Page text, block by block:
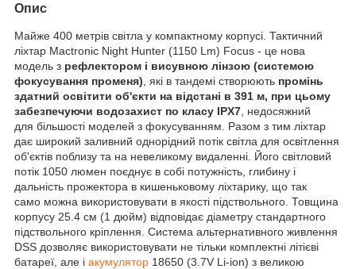
Опис
Майже 400 метрів світла у компактному корпусі. Тактичний
ліхтар Mactronic Night Hunter (1150 Lm) Focus - це нова
модель з рефлектором і висувною лінзою (системою
фокусування променя) , які в тандемі створюють промінь
здатний освітити об'єкти на відстані в 391 м, при цьому
забезпечуючи водозахист по класу IPX7 , недосяжний
для більшості моделей з фокусуванням. Разом з тим ліхтар
дає широкий заливний однорідний потік світла для освітлення
об'єктів поблизу та на невеликому видаленні. Його світловий
потік 1050 люмен поєднує в собі потужність, глибину і
дальність прожектора в кишеньковому ліхтарику, що так
само можна використовувати в якості підствольного. Товщина
корпусу 25.4 см (1 дюйм) відповідає діаметру стандартного
підствольного кріплення. Система альтернативного живлення
DSS дозволяє використовувати не тільки комплектні літієві
батареї, але і акумулятор 18650 (3.7V Li-ion) з великою